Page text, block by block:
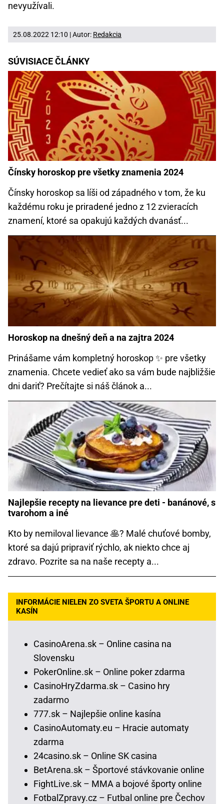
nevyužívali.
25.08.2022 12:10 | Autor: Redakcia
SÚVISIACE ČLÁNKY
Čínsky horoskop pre všetky znamenia 2024
Čínsky horoskop sa líši od západného v tom, že ku
každému roku je priradené jedno z 12 zvieracích
znamení, ktoré sa opakujú každých dvanásť...
Horoskop na dnešný deň a na zajtra 2024
Prinášame vám kompletný horoskop ✨ pre všetky
znamenia. Chcete vedieť ako sa vám bude najbližšie
dni dariť? Prečítajte si náš článok a...
Najlepšie recepty na lievance pre deti - banánové, s
tvarohom a iné
Kto by nemiloval lievance 🥞? Malé chuťové bomby,
ktoré sa dajú pripraviť rýchlo, ak niekto chce aj
zdravo. Pozrite sa na naše recepty a...
INFORMÁCIE NIELEN ZO SVETA ŠPORTU A ONLINE
KASÍN
CasinoArena.sk – Online casina na
Slovensku
PokerOnline.sk – Online poker zdarma
CasinoHryZdarma.sk – Casino hry
zadarmo
777.sk – Najlepšie online kasína
CasinoAutomaty.eu – Hracie automaty
zdarma
24casino.sk – Online SK casina
BetArena.sk – Športové stávkovanie online
FightLive.sk – MMA a bojové športy online
FotbalZpravy.cz – Futbal online pre Čechov